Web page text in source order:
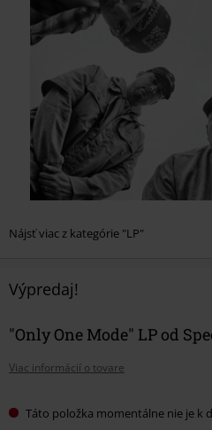
Nájsť viac z kategórie "LP"
Výpredaj!
"Only One Mode" LP od
Viac informácií o tovare
Táto položka momentálne nie je k